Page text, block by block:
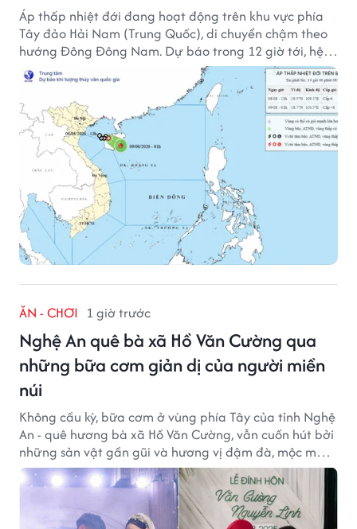
Áp thấp nhiệt đới đang hoạt động trên khu vực phía
Tây đảo Hải Nam (Trung Quốc), di chuyển chậm theo
hướng Đông Đông Nam. Dự báo trong 12 giờ tới, hệ
thống này suy yếu dần thành vùng áp thấp.
ĂN - CHƠI 1 giờ trước
Nghệ An quê bà xã Hồ Văn Cường qua
những bữa cơm giản dị của người miền
núi
Không cầu kỳ, bữa cơm ở vùng phía Tây của tỉnh Nghệ
An - quê hương bà xã Hồ Văn Cường, vẫn cuốn hút bởi
những sản vật gần gũi và hương vị đậm đà, mộc mạc
của núi rừng.